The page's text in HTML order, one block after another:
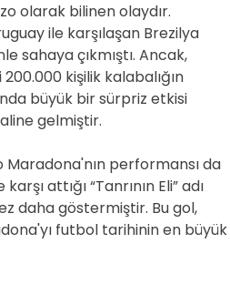
olarak bilinen olaydır.
ile karşılaşan Brezilya
sahaya çıkmıştı. Ancak,
kişilik kalabalığın
büyük bir sürpriz etkisi
gelmiştir.
Maradona'nın performansı da
attığı “Tanrının Eli” adı
daha göstermiştir. Bu gol,
futbol tarihinin en büyük